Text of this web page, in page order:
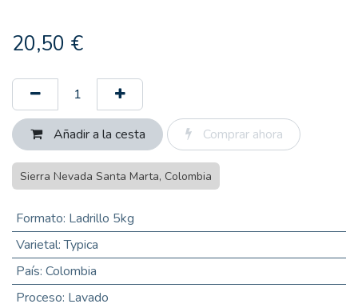
20,50 €
Añadir a la cesta Comprar ahora
Sierra Nevada Santa Marta, Colombia
Formato: Ladrillo 5kg
Varietal:Typica
País: Colombia
Proceso: Lavado